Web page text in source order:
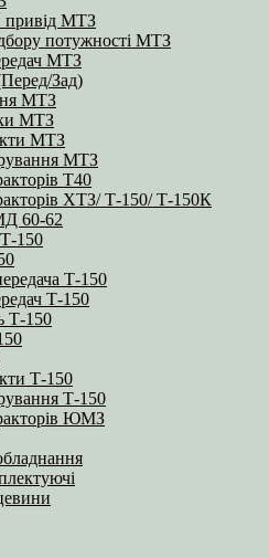
привід МТЗ
потужності МТЗ
МТЗ
Зад)
МТЗ
МТЗ
МТЗ
МТЗ
Т40
ХТЗ/ Т-150/ Т-150К
60-62
150
Т-150
Т-150
Т-150
Т-150
Т-150
ЮМЗ